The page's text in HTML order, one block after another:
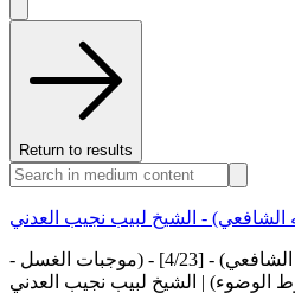
Return to results
الشافعي) - الشيخ لبيب نجيب العدني
شرح كتاب سفينة النجا (فقه الشافعي) - [4/23] - (موجبات الغسل -
الوضوء) | الشيخ لبيب نجيب العدني